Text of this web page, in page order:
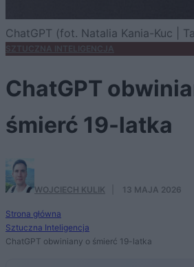
ChatGPT (fot. Natalia Kania-Kuc |
SZTUCZNA INTELIGENCJA
ChatGPT
śmierć 19-latka
WOJCIECH KULIK 13 MAJA 2026
Strona główna
Sztuczna Inteligencja
ChatGPT obwiniany o śmierć 19-latka